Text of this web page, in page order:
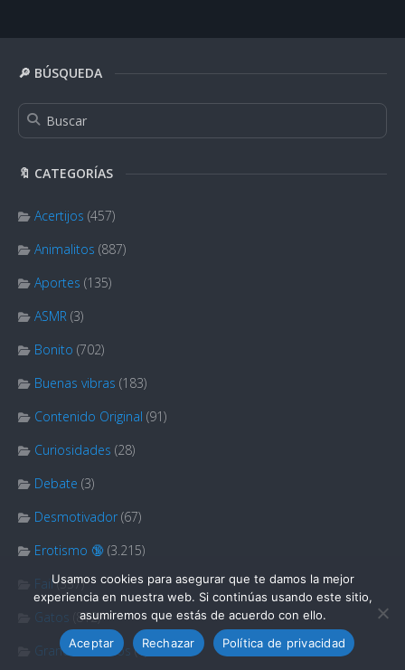
🔎 BÚSQUEDA
🔖 CATEGORÍAS
Acertijos (457)
Animalitos (887)
Aportes (135)
ASMR (3)
Bonito (702)
Buenas vibras (183)
Contenido Original (91)
Curiosidades (28)
Debate (3)
Desmotivador (67)
Erotismo 🔞 (3.215)
Fail(337)
Gatos (812)
Grandes Relatos(1)
Usamos cookies para asegurar que te damos la mejor
experiencia en nuestra web. Si continúas usando este sitio,
asumiremos que estás de acuerdo con ello.
Aceptar
Rechazar Política de privacidad